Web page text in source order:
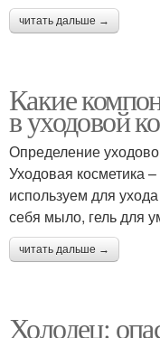
читать дальше →
Какие
в уходовой
Определение
Уходовая косметика
используем для
себя мыло, гель для
читать дальше →
Холодец: